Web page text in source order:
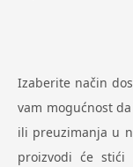
Izaberite način
vam mogućnost
ili preuzimanja u
proizvodi će